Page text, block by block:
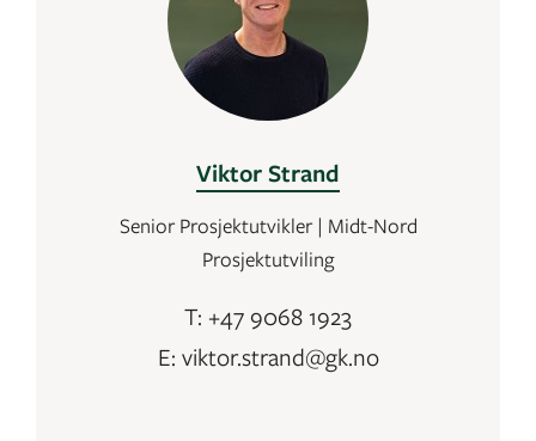
Viktor Strand
Senior Prosjektutvikler | Midt-Nord
Prosjektutviling
T: +47 9068 1923
E: viktor.strand@gk.no